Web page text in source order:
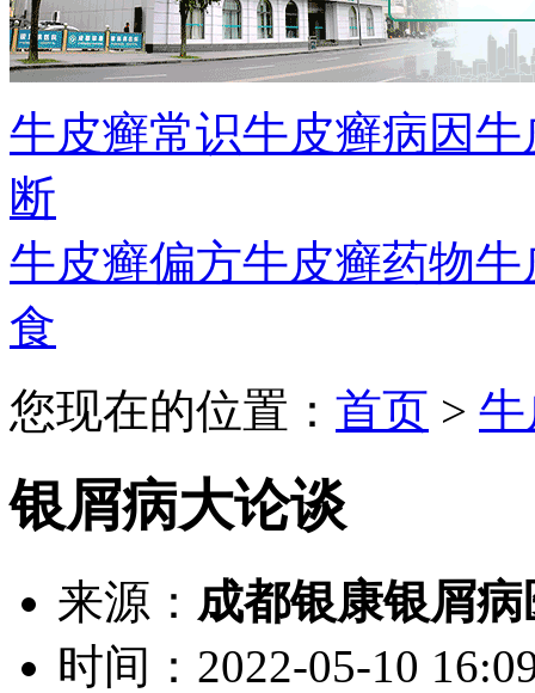
牛皮癣常识牛皮癣病因牛
断
牛皮癣偏方牛皮癣药物牛
食
您现在的位置： 首页 >
银屑病大论谈
来源： 成都银康银屑病
时间：2022-05-10